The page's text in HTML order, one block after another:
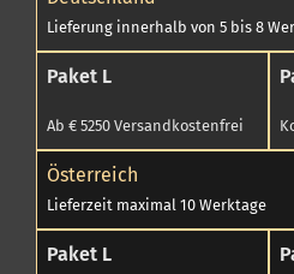
Lieferung innerhalb von 5 bis 8
Paket L
Ab € 5250 Versandkostenfrei
Österreich
Lieferzeit maximal 10 Werktage
Paket L